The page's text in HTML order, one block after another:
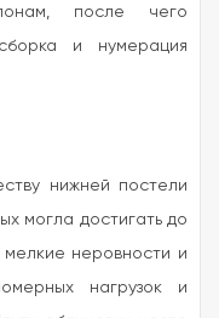
после чего
и нумерация
нижней постели
могла достигать до
неровности и
нагрузок и